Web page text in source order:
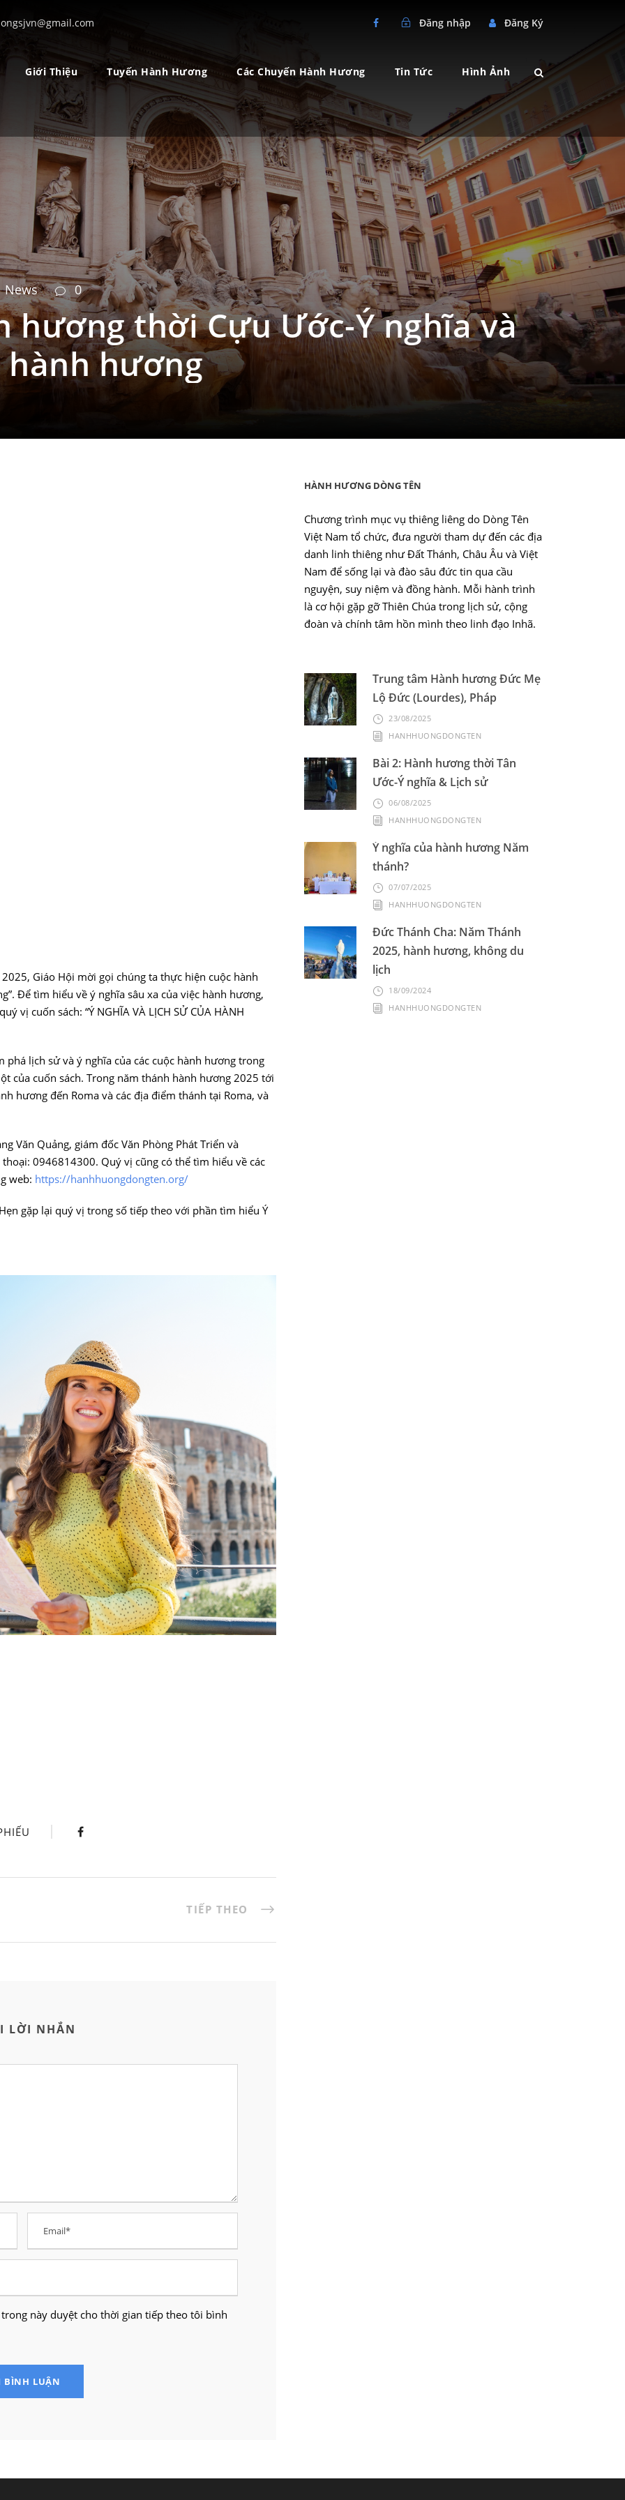
Đăng nhập Đăng Ký
Giới Thiệu Tuyến Hành Hương Các Chuyến Hành Hương Tin Tức Hình Ảnh
News 0
hương thời Cựu Ước-Ý nghĩa và
hương
Giáo Hội mời gọi chúng ta thực hiện cuộc hành
Để tìm hiểu về ý nghĩa sâu xa của việc hành hương,
vị cuốn sách: “Ý NGHĨA VÀ LỊCH SỬ CỦA HÀNH
phá lịch sử và ý nghĩa của các cuộc hành hương trong
của cuốn sách. Trong năm thánh hành hương 2025 tới
hương đến Roma và các địa điểm thánh tại Roma, và
Văn Quảng, giám đốc Văn Phòng Phát Triển và
0946814300. Quý vị cũng có thể tìm hiểu về các
web: https://hanhhuongdongten.org/
gặp lại quý vị trong số tiếp theo với phần tìm hiểu Ý
TIẾP THEO
LỜI NHẮN
này duyệt cho thời gian tiếp theo tôi bình
HÀNH HƯƠNG DÒNG TÊN
Chương trình mục vụ thiêng liêng do Dòng Tên
Việt Nam tổ chức, đưa người tham dự đến các địa
danh linh thiêng như Đất Thánh, Châu Âu và Việt
Nam để sống lại và đào sâu đức tin qua cầu
nguyện, suy niệm và đồng hành. Mỗi hành trình
là cơ hội gặp gỡ Thiên Chúa trong lịch sử, cộng
đoàn và chính tâm hồn mình theo linh đạo Inhã.
Trung tâm Hành hương Đức Mẹ
Lộ Đức (Lourdes), Pháp
23/08/2025
HANHHUONGDONGTEN
Bài 2: Hành hương thời Tân
Ước-Ý nghĩa & Lịch sử
06/08/2025
HANHHUONGDONGTEN
Ý nghĩa của hành hương Năm
thánh?
07/07/2025
HANHHUONGDONGTEN
Đức Thánh Cha: Năm Thánh
2025, hành hương, không du
lịch
18/09/2024
HANHHUONGDONGTEN